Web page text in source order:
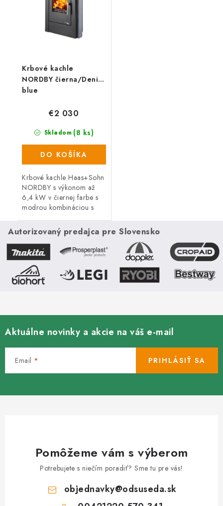
Krbové kachle
NORDBY čierna/Denim
blue
Skladom (8 ks)
€2 030
DO KOŠÍKA
Krbové kachle Haas+Sohn
NORDBY s výkonom až
6,4 kW v čiernej farbe s
modrou kombináciou s
vzduchu. Kachle Nordby
kombinujú krásu s
praktickými funkciami,...
Autorizovaný predajca pre Slovensko
Aktuálne novinky a akcie na váš e-mail
Email PRIHLÁSIŤ SA
Pomôžeme vám s výberom
Potrebujete s niečím poradiť? Sme tu pre vás!
objednavky@odsuseda.sk